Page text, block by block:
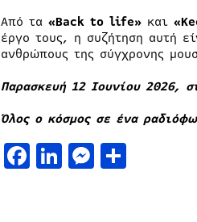
Από τα «Back to life» και
έργο τους, η συζήτηση αυτή
ανθρώπους της σύγχρονης
Παρασκευή 12 Ιουνίου 2026,
Όλος ο κόσμος σε ένα
Facebook
LinkedIn